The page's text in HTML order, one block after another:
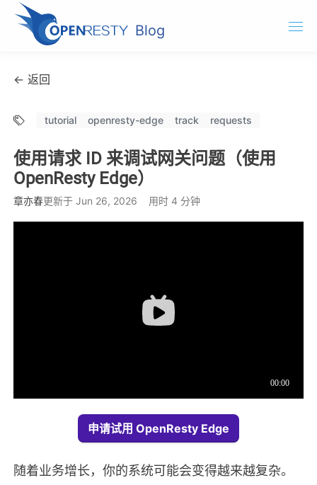
Blog
OpenResty Edge
文档
OpenResty Edge
← 返回
tutorial openresty-edge track requests
使用请求 ID 来调试网关问题（使用
OpenResty Edge）
章亦春更新于 Jun 26, 2026 用时 4 分钟
申请试用 OpenResty Edge
随着业务增长，你的系统可能会变得越来越复杂。